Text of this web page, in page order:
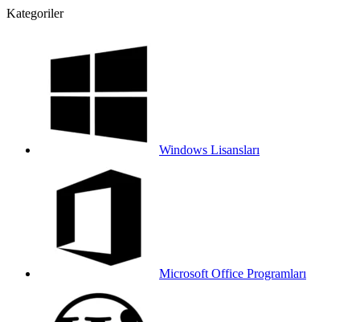
Kategoriler
Windows Lisansları
Microsoft Office Programları